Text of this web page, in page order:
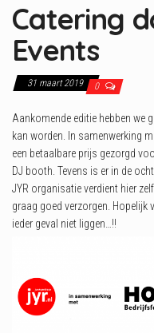
Catering
Events
31 maart 2019 0
Aankomende editie hebben we
kan worden. In samenwerking
een betaalbare prijs gezorgd
DJ booth. Tevens is er in de
JYR organisatie verdient hier
graag goed verzorgen. Hopelijk
ieder geval niet liggen…!!